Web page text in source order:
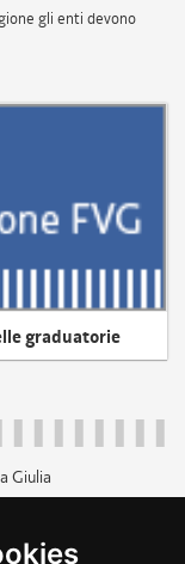
gli enti devono
graduatorie
Giulia